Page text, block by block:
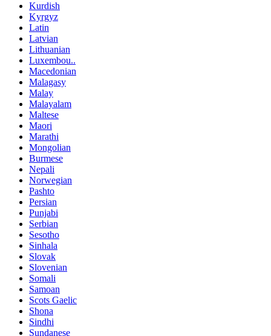
Kurdish
Kyrgyz
Latin
Latvian
Lithuanian
Luxembou..
Macedonian
Malagasy
Malay
Malayalam
Maltese
Maori
Marathi
Mongolian
Burmese
Nepali
Norwegian
Pashto
Persian
Punjabi
Serbian
Sesotho
Sinhala
Slovak
Slovenian
Somali
Samoan
Scots Gaelic
Shona
Sindhi
Sundanese